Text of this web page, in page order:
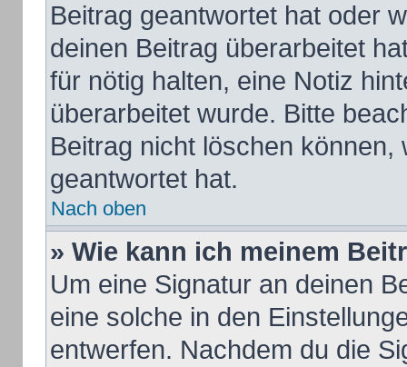
Beitrag geantwortet hat oder
deinen Beitrag überarbeitet
für nötig halten, eine Notiz
überarbeitet wurde. Bitte
Beitrag nicht löschen
geantwortet hat.
Nach oben
» Wie kann ich meinem
Um eine Signatur an deinen
eine solche in den
entwerfen. Nachdem du die